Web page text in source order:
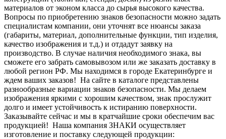
материалов от эконом класса до сырья высокого качества.
Вопросы по приобретению знаков безопасности можно задать
специалистам компании, они уточнят все нюансы заказа
(габариты, материал, дополнительные функции, тип изделия,
качество изображения и т.д.) и отдадут заявку на
производство. В случае наличия необходимого знака, вы
сможете его забрать самовывозом или же заказать доставку в
любой регион РФ. Мы находимся в городе Екатеринбурге и
ждем ваших заказов! На сайте в каталоге представлены
разнообразные вариации знаков безопасности. Мы делаем
изображения яркими с хорошим качеством, знак прослужит
долго и имеет устойчивость к истиранию поверхности.
Заказывайте сейчас и мы в кратчайшие сроки обеспечим вас
продукцией! Наша компания ЗНАКИ осуществляет
изготовление и поставку следующей продукции: